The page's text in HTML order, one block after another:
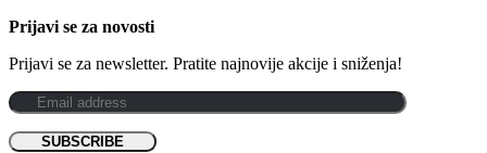
Prijavi se za novosti
Prijavi se za newsletter. Pratite najnovije akcije i sniženja!